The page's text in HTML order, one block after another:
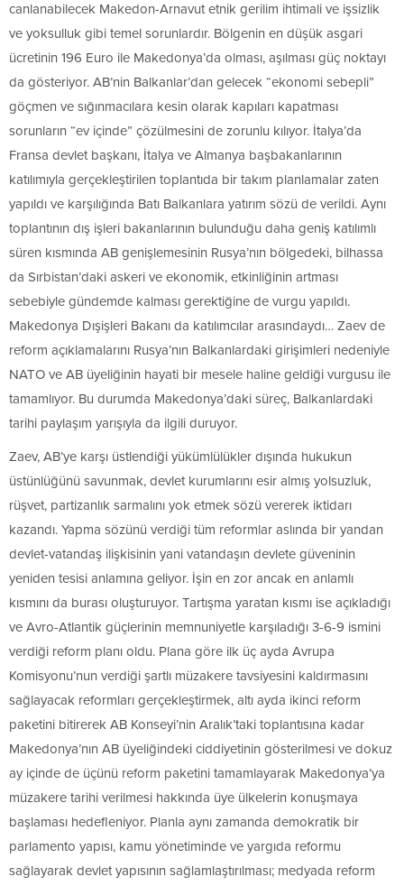
canlanabilecek Makedon-Arnavut etnik gerilim ihtimali ve işsizlik
ve yoksulluk gibi temel sorunlardır. Bölgenin en düşük asgari
ücretinin 196 Euro ile Makedonya’da olması, aşılması güç noktayı
da gösteriyor. AB’nin Balkanlar’dan gelecek “ekonomi sebepli”
göçmen ve sığınmacılara kesin olarak kapıları kapatması
sorunların “ev içinde” çözülmesini de zorunlu kılıyor. İtalya’da
Fransa devlet başkanı, İtalya ve Almanya başbakanlarının
katılımıyla gerçekleştirilen toplantıda bir takım planlamalar zaten
yapıldı ve karşılığında Batı Balkanlara yatırım sözü de verildi. Aynı
toplantının dış işleri bakanlarının bulunduğu daha geniş katılımlı
süren kısmında AB genişlemesinin Rusya’nın bölgedeki, bilhassa
da Sırbistan’daki askeri ve ekonomik, etkinliğinin artması
sebebiyle gündemde kalması gerektiğine de vurgu yapıldı.
Makedonya Dışişleri Bakanı da katılımcılar arasındaydı… Zaev de
reform açıklamalarını Rusya’nın Balkanlardaki girişimleri nedeniyle
NATO ve AB üyeliğinin hayati bir mesele haline geldiği vurgusu ile
tamamlıyor. Bu durumda Makedonya’daki süreç, Balkanlardaki
tarihi paylaşım yarışıyla da ilgili duruyor.
Zaev, AB’ye karşı üstlendiği yükümlülükler dışında hukukun
üstünlüğünü savunmak, devlet kurumlarını esir almış yolsuzluk,
rüşvet, partizanlık sarmalını yok etmek sözü vererek iktidarı
kazandı. Yapma sözünü verdiği tüm reformlar aslında bir yandan
devlet-vatandaş ilişkisinin yani vatandaşın devlete güveninin
yeniden tesisi anlamına geliyor. İşin en zor ancak en anlamlı
kısmını da burası oluşturuyor. Tartışma yaratan kısmı ise açıkladığı
ve Avro-Atlantik güçlerinin memnuniyetle karşıladığı 3-6-9 ismini
verdiği reform planı oldu. Plana göre ilk üç ayda Avrupa
Komisyonu’nun verdiği şartlı müzakere tavsiyesini kaldırmasını
sağlayacak reformları gerçekleştirmek, altı ayda ikinci reform
paketini bitirerek AB Konseyi’nin Aralık’taki toplantısına kadar
Makedonya’nın AB üyeliğindeki ciddiyetinin gösterilmesi ve dokuz
ay içinde de üçünü reform paketini tamamlayarak Makedonya’ya
müzakere tarihi verilmesi hakkında üye ülkelerin konuşmaya
başlaması hedefleniyor. Planla aynı zamanda demokratik bir
parlamento yapısı, kamu yönetiminde ve yargıda reformu
sağlayarak devlet yapısının sağlamlaştırılması; medyada reform